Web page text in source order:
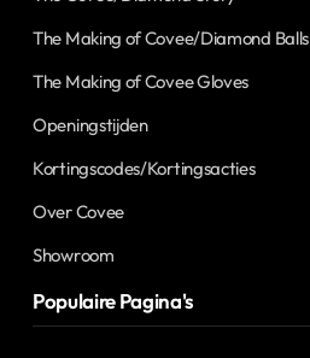
The Making of Covee/Diamond Balls
The Making of Covee Gloves
Openingstijden
Kortingscodes/Kortingsacties
Over Covee
Showroom
Populaire Pagina's